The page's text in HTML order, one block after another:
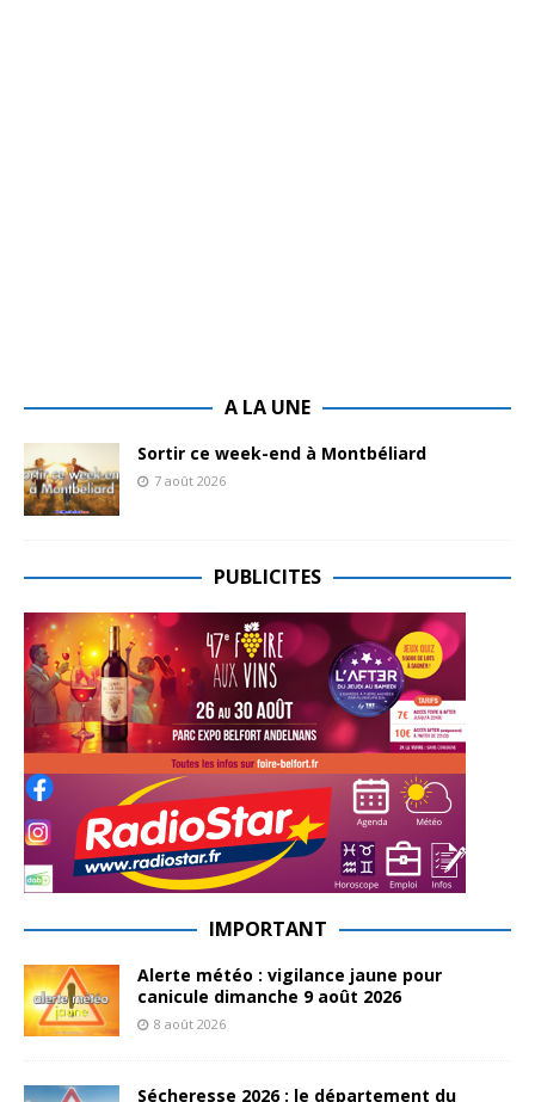
A LA UNE
Sortir ce week-end à Montbéliard
7 août 2026
PUBLICITES
IMPORTANT
Alerte météo : vigilance jaune pour
canicule dimanche 9 août 2026
8 août 2026
Sécheresse 2026 : le département du